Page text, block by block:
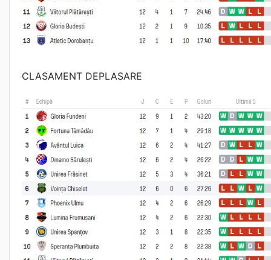
CLASAMENT DEPLASARE